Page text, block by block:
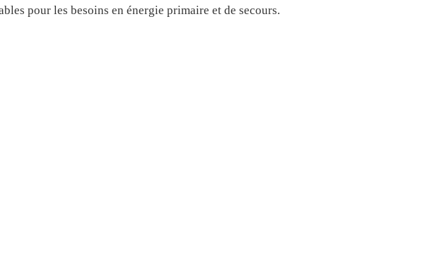
pour les besoins en énergie primaire et de secours.